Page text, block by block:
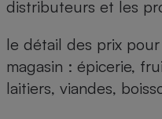
distributeurs et les
le détail des prix
magasin : épicerie,
laitiers, viandes,